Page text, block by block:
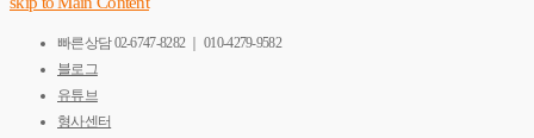
빠른상담02-6747-8282 ｜ 010-4279-9582
블로그
유튜브
형사센터